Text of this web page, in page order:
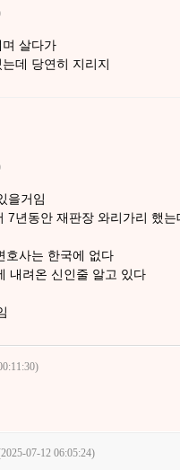
살다가
데 당연히 지리지
을거임
7년동안 재판장 와리가리 했는
호사는 한국에 없다
내려온 신인줄 알고 있다
07-12 06:05:24)